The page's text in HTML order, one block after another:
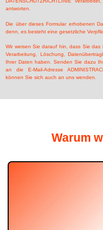
antworten.
Die über dieses Formular erhobenen
denn, es besteht eine gesetzliche
Wir weisen Sie darauf hin, dass Sie
Verarbeitung, Löschung,
Ihrer Daten haben. Senden Sie dazu
an die E-Mail-Adresse
können Sie sich auch an uns wenden.
Warum
elektrischen und